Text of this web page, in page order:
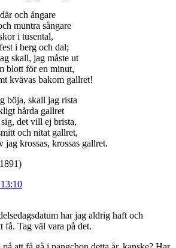
och ångare
muntra sångare
i tusental,
i berg och dal;
skall, jag måste ut
blott för en minut,
kvävas bakom gallret!
böja, skall jag rista
hårda gallret
det vill ej brista,
och nitat gallret,
jag krossas, krossas gallret.
har jag aldrig haft och
få. Tag väl vara på det.